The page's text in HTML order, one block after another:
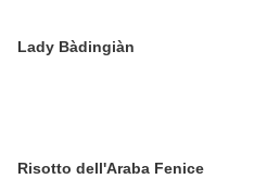
Lady Bàdingiàn
Risotto dell'Araba Fenice